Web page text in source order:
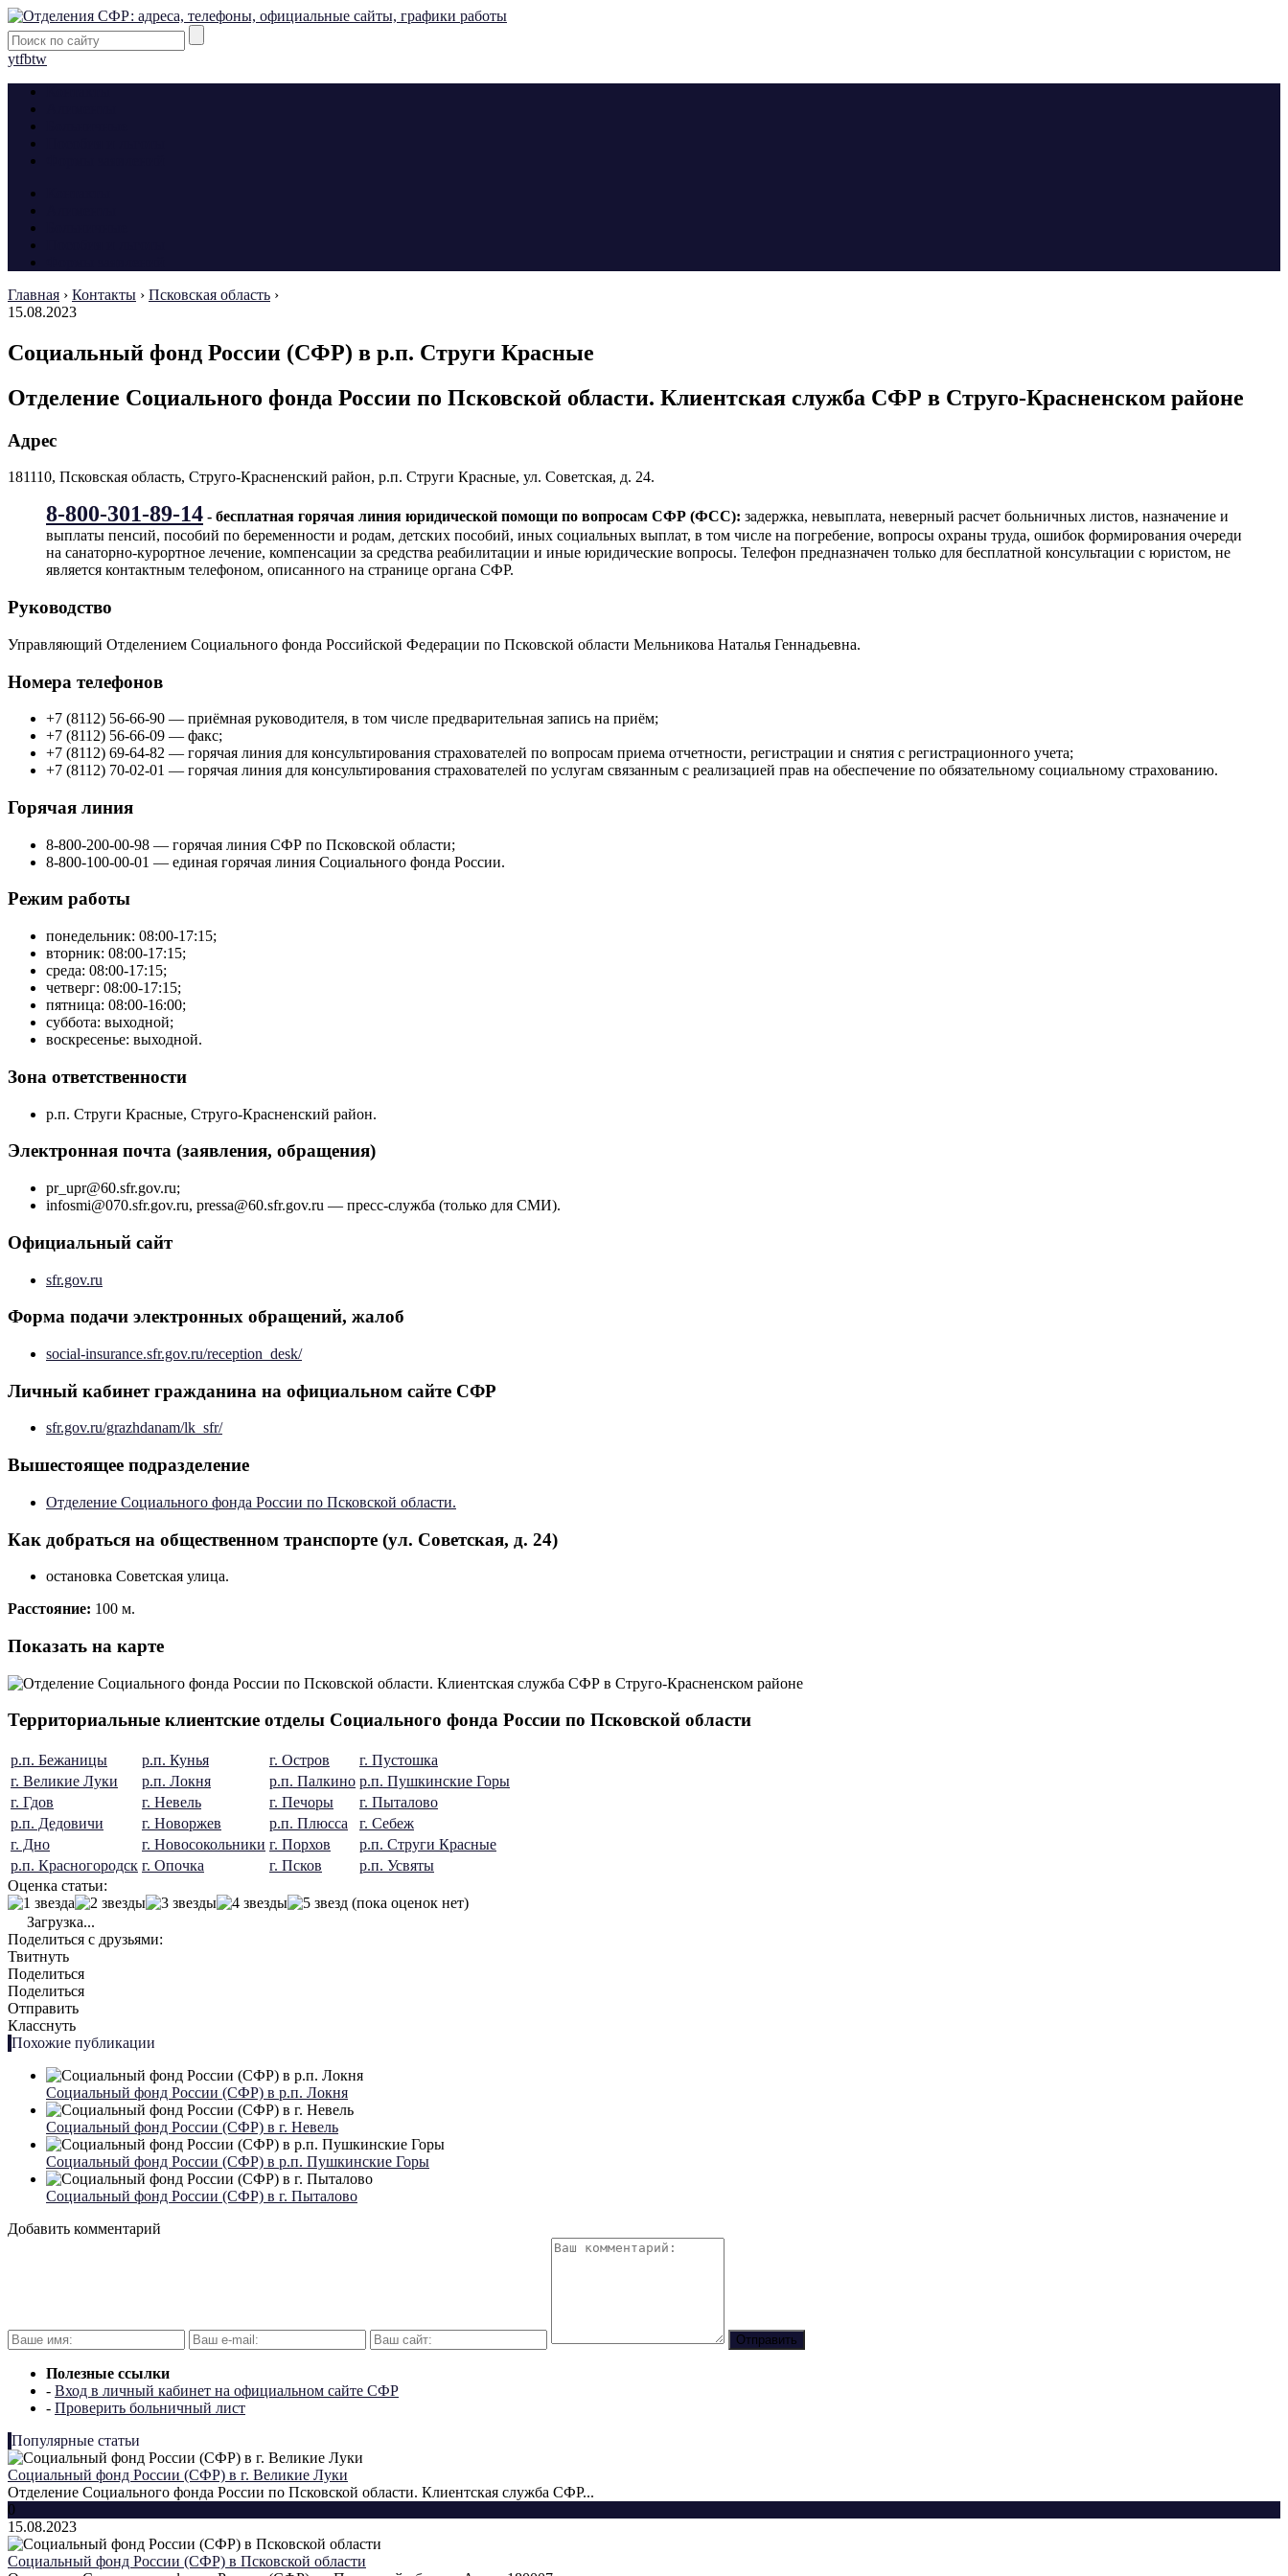
ytfbtw
Главная › Контакты › Псковская область ›
15.08.2023
Социальный фонд России (СФР) в р.п. Струги Красные
Отделение Социального фонда России по Псковской области. Клиентская служба СФР в Струго-Красненском районе
Адрес
181110, Псковская область, Струго-Красненский район, р.п. Струги Красные, ул. Советская, д. 24.
8-800-301-89-14 - бесплатная горячая линия юридической помощи по вопросам CФР (ФСС): задержка, невыплата, неверный расчет больничных листов, назначение и
выплаты пенсий, пособий по беременности и родам, детских пособий, иных социальных выплат, в том числе на погребение, вопросы охраны труда, ошибок формирования очереди
на санаторно-курортное лечение, компенсации за средства реабилитации и иные юридические вопросы. Телефон предназначен только для бесплатной консультации с юристом, не
является контактным телефоном, описанного на странице органа СФР.
Руководство
Управляющий Отделением Социального фонда Российской Федерации по Псковской области Мельникова Наталья Геннадьевна.
Номера телефонов
+7 (8112) 56-66-90 — приёмная руководителя, в том числе предварительная запись на приём;
+7 (8112) 56-66-09 — факс;
+7 (8112) 69-64-82 — горячая линия для консультирования страхователей по вопросам приема отчетности, регистрации и снятия с регистрационного учета;
+7 (8112) 70-02-01 — горячая линия для консультирования страхователей по услугам связанным с реализацией прав на обеспечение по обязательному социальному страхованию.
Горячая линия
8-800-200-00-98 — горячая линия СФР по Псковской области;
8-800-100-00-01 — единая горячая линия Социального фонда России.
Режим работы
понедельник: 08:00-17:15;
вторник: 08:00-17:15;
среда: 08:00-17:15;
четверг: 08:00-17:15;
пятница: 08:00-16:00;
суббота: выходной;
воскресенье: выходной.
Зона ответственности
р.п. Струги Красные, Струго-Красненский район.
Электронная почта (заявления, обращения)
pr_upr@60.sfr.gov.ru;
infosmi@070.sfr.gov.ru, pressa@60.sfr.gov.ru — пресс-служба (только для СМИ).
Официальный сайт
sfr.gov.ru
Форма подачи электронных обращений, жалоб
social-insurance.sfr.gov.ru/reception_desk/
Личный кабинет гражданина на официальном сайте СФР
sfr.gov.ru/grazhdanam/lk_sfr/
Вышестоящее подразделение
Отделение Социального фонда России по Псковской области.
Как добраться на общественном транспорте (ул. Советская, д. 24)
остановка Советская улица.
Расстояние: 100 м.
Показать на карте
Территориальные клиентские отделы Социального фонда России по Псковской области
р.п. Бежаницы р.п. Кунья г. Остров
г. Пустошка
г. Великие Луки
р.п. Локня р.п. Палкино р.п. Пушкинские Горы
г. Гдов
г. Невель г. Печоры
г. Пыталово
р.п. Дедовичи
г. Новоржев р.п. Плюсса
г. Себеж
г. Дно
г. Новосокольники г. Порхов
р.п. Струги Красные
р.п. Красногородск г. Опочка г. Псков
р.п. Усвяты
Оценка статьи:
(пока оценок нет)
Загрузка...
Поделиться с друзьями:
Твитнуть
Поделиться
Поделиться
Отправить
Класснуть
Похожие публикации
Социальный фонд России (СФР) в р.п. Локня
Социальный фонд России (СФР) в г. Невель
Социальный фонд России (СФР) в р.п. Пушкинские Горы
Социальный фонд России (СФР) в г. Пыталово
Добавить комментарий
Полезные ссылки
- Вход в личный кабинет на официальном сайте СФР
- Проверить больничный лист
Популярные статьи
Социальный фонд России (СФР) в г. Великие Луки
Отделение Социального фонда России по Псковской области. Клиентская служба СФР...
0
15.08.2023
Социальный фонд России (СФР) в Псковской области